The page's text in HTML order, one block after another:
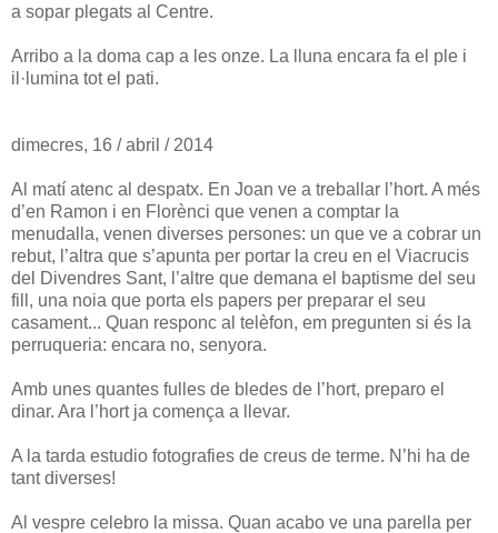
a sopar plegats al Centre.
Arribo a la doma cap a les onze. La lluna encara fa el ple i
il·lumina tot el pati.
dimecres, 16 / abril / 2014
Al matí atenc al despatx. En Joan ve a treballar l’hort. A més
d’en Ramon i en Florènci que venen a comptar la
menudalla, venen diverses persones: un que ve a cobrar un
rebut, l’altra que s’apunta per portar la creu en el Viacrucis
del Divendres Sant, l’altre que demana el baptisme del seu
fill, una noia que porta els papers per preparar el seu
casament... Quan responc al telèfon, em pregunten si és la
perruqueria: encara no, senyora.
Amb unes quantes fulles de bledes de l’hort, preparo el
dinar. Ara l’hort ja comença a llevar.
A la tarda estudio fotografies de creus de terme. N’hi ha de
tant diverses!
Al vespre celebro la missa. Quan acabo ve una parella per